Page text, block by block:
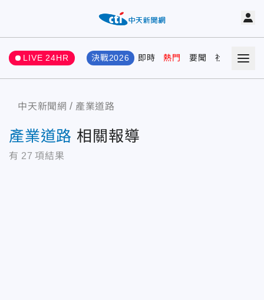
LIVE 24HR 決戰2026 即時 熱門 要聞 社會 娛樂
中天新聞網 產業道路
產業道路 相關報導
有 27 項結果